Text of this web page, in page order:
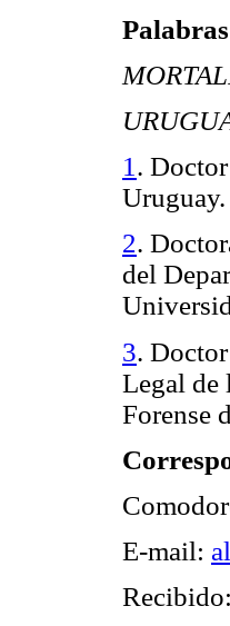
1 .
Uruguay.
2.
del
3.
Legal de
Forense
E-mail: